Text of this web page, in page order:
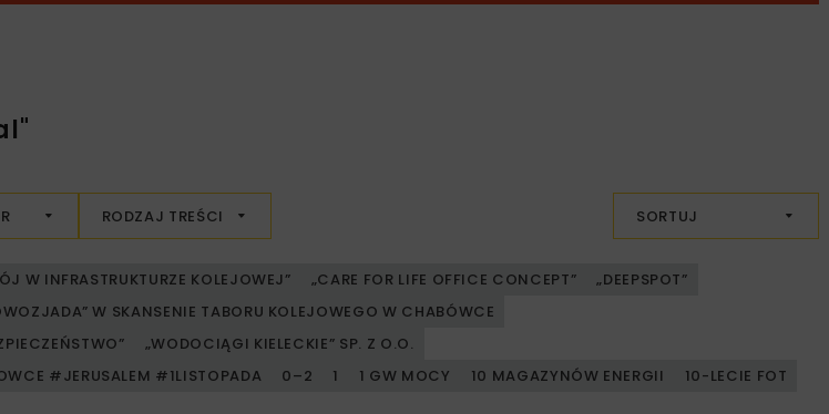
RODZAJ TREŚCI SORTUJ
W INFRASTRUKTURZE KOLEJOWEJ” „CARE FOR LIFE OFFICE CONCEPT”
„DEEPSPOT”
W SKANSENIE TABORU KOLEJOWEGO W CHABÓWCE
„WODOCIĄGI KIELECKIE” SP. Z O.O.
#JERUSALEM #1LISTOPADA
0–2 1 1 GW MOCY 10 MAGAZYNÓW ENERGII
10-LECIE FOT